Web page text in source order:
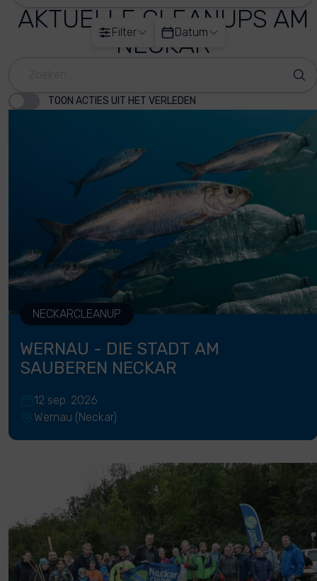
Filter Datum
AKTUELLE CLEANUPS AM
NECKAR
TOON ACTIES UIT HET VERLEDEN
NECKARCLEANUP
WERNAU - DIE STADT AM
SAUBEREN NECKAR
12 sep. 2026
Wernau (Neckar)